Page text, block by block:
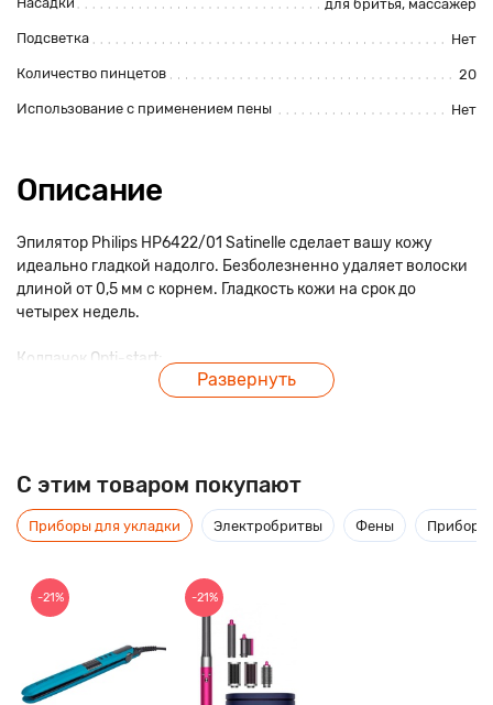
для бритья, массажер
Подсветка Нет
Количество пинцетов 20
Использование с применением пены Нет
Описание
Эпилятор Philips HP6422/01 Satinelle сделает вашу кожу
идеально гладкой надолго. Безболезненно удаляет волоски
длиной от 0,5 мм с корнем. Гладкость кожи на срок до
четырех недель.
Колпачок Opti-start:
Эта насадка обеспечивает оптимальный контакт с кожей и
Эпилирующие диски для бережной эпиляции:
Эпилирующие диски для бережной эпиляции удаляют
волосы без неприятных ощущений на коже.
Уникальные эпилирующие диски:
Уникальные эпилирующие диски удаляют волоски длиной от
Два режима скорости:
Развернуть
C этим товаром покупают
Приборы для укладки Электробритвы Фены Приборы
-21% -21%